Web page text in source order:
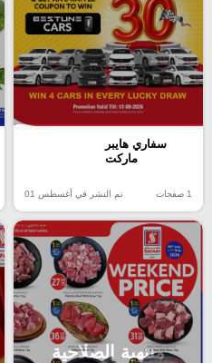
سفاري هايبر
ماركت
1 صفحات تم النشر في أغسطس 01
منتهية الصلاحية